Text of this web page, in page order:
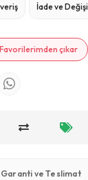
İade ve
Favorilerimden çıkar
Garanti ve Teslimat